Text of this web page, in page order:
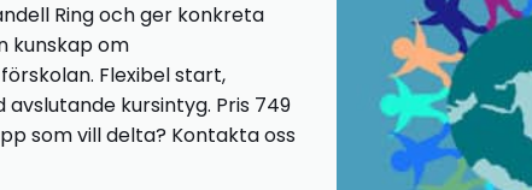
Ring och ger konkreta
kunskap om
Flexibel start,
kursintyg. Pris 749
som vill delta? Kontakta oss